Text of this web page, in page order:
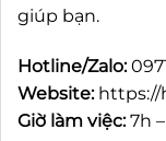
giúp bạn.
Hotline/Zalo:
Website: https://
Giờ làm việc:7h